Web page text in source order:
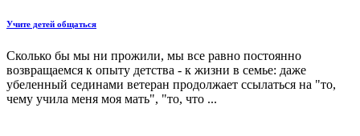
Учите детей общаться
Сколько бы мы ни прожили, мы все равно постоянно
возвращаемся к опыту детства - к жизни в семье: даже
убеленный сединами ветеран продолжает ссылаться на "то,
чему учила меня моя мать", "то, что ...